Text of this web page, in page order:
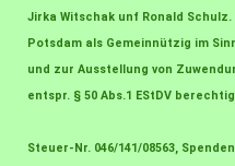
Jirka Witschak unf Ronald
Potsdam als Gemeinnützig im
und zur Ausstellung von
entspr. § 50 Abs.1 EStDV
Steuer-Nr. 046/141/08563,